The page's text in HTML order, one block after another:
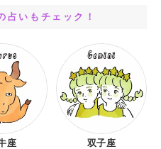
占いもチェック！
座 双子座